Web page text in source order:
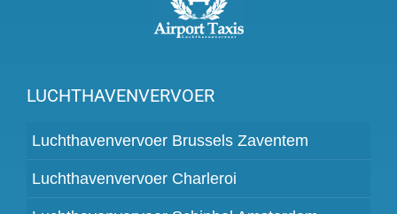
LUCHTHAVENVERVOER
Luchthavenvervoer Brussels Zaventem
Luchthavenvervoer Charleroi